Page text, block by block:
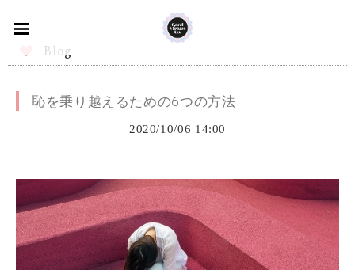
Blog
恥を乗り越えるための6つの方法
2020/10/06 14:00